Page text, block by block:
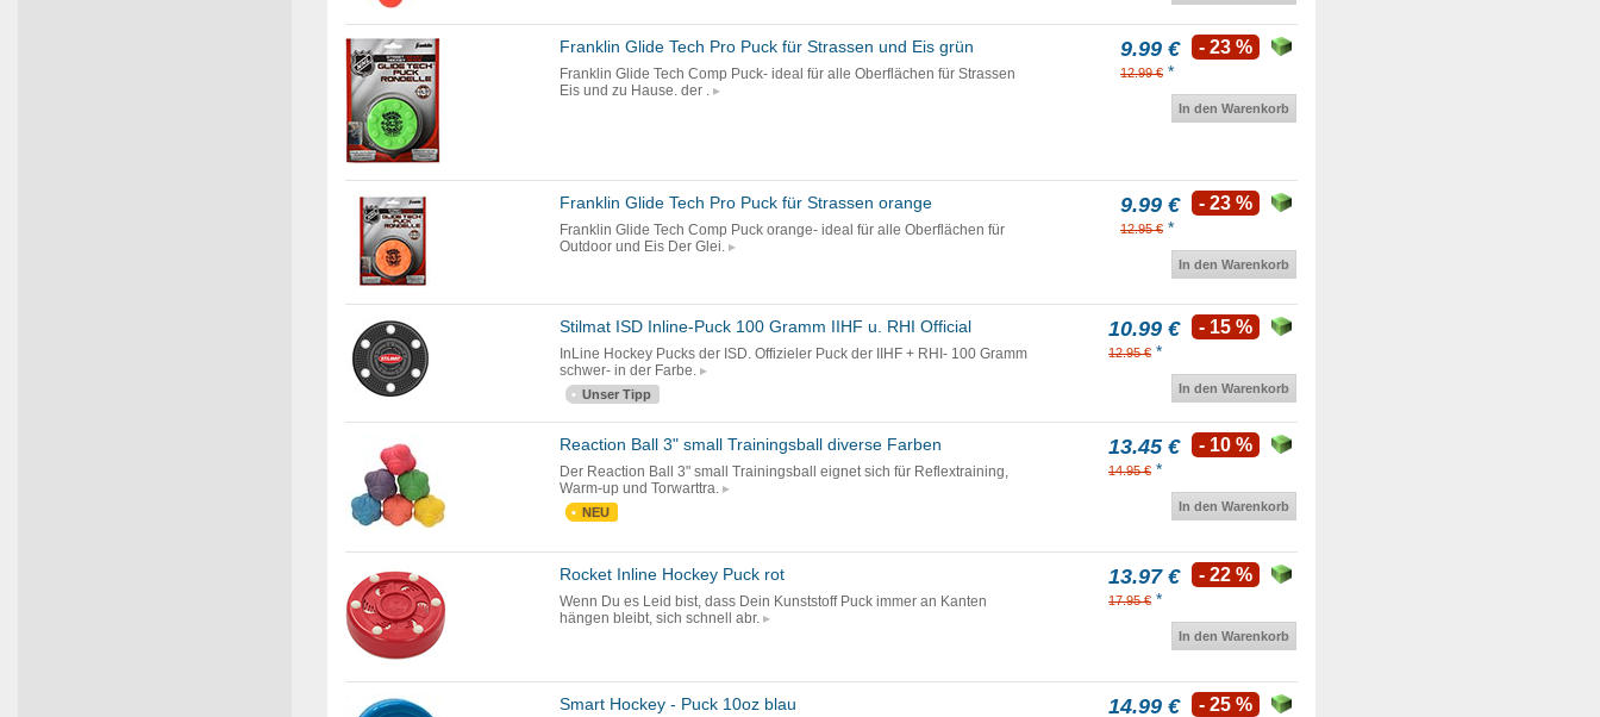
Franklin Glide Tech Pro Puck für Strassen und Eis grün
Franklin Glide Tech Comp Puck- ideal für alle Oberflächen für Strassen
Eis und zu Hause. der .
9.99 €
12.99 € *
- 23 %
In den Warenkorb
Franklin Glide Tech Pro Puck für Strassen orange
Franklin Glide Tech Comp Puck orange- ideal für alle Oberflächen für
Outdoor und Eis Der Glei.
9.99 €
12.95 € *
- 23 %
In den Warenkorb
Stilmat ISD Inline-Puck 100 Gramm IIHF u. RHI Official
InLine Hockey Pucks der ISD. Offizieler Puck der IIHF + RHI- 100 Gramm
schwer- in der Farbe.
Unser Tipp
10.99 €
12.95 € *
- 15 %
In den Warenkorb
Reaction Ball 3" small Trainingsball diverse Farben
Der Reaction Ball 3" small Trainingsball eignet sich für Reflextraining,
Warm-up und Torwarttra.
NEU
13.45 €
14.95 € *
- 10 %
In den Warenkorb
Rocket Inline Hockey Puck rot
Wenn Du es Leid bist, dass Dein Kunststoff Puck immer an Kanten
hängen bleibt, sich schnell abr.
13.97 €
17.95 € *
- 22 %
In den Warenkorb
Smart Hockey - Puck 10oz blau 14.99 € - 25 %